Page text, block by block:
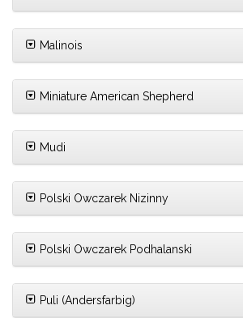
Malinois
Miniature American Shepherd
Mudi
Polski Owczarek Nizinny
Polski Owczarek Podhalanski
Puli (Andersfarbig)